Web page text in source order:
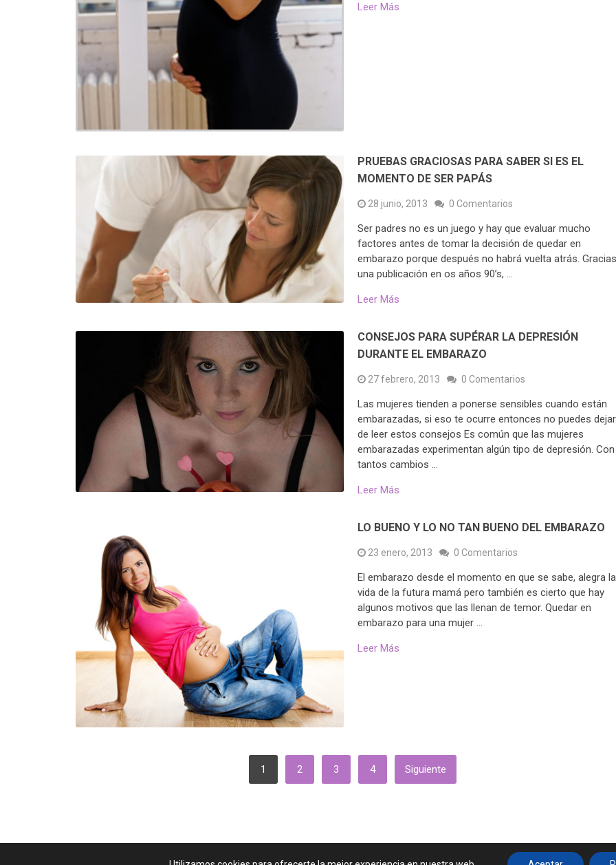
Leer Más
PRUEBAS GRACIOSAS PARA SABER SI ES EL
MOMENTO DE SER PAPÁS
28 junio, 2013 0 Comentarios
Ser padres no es un juego y hay que evaluar mucho
factores antes de tomar la decisión de quedar en
embarazo porque después no habrá vuelta atrás.
una publicación en os años 90’s, …
Leer Más
CONSEJOS PARA SUPÉRAR LA DEPRESIÓN
DURANTE EL EMBARAZO
27 febrero, 2013 0 Comentarios
Las mujeres tienden a ponerse sensibles cuando están
embarazadas, si eso te ocurre entonces no puedes dejar
de leer estos consejos Es común que las mujeres
embarazadas experimentan algún tipo de depresión. Con
tantos cambios …
Leer Más
LO BUENO Y LO NO TAN BUENO DEL EMBARAZO
23 enero, 2013 0 Comentarios
El embarazo desde el momento en que se sabe, alegra la
vida de la futura mamá pero también es cierto que hay
algunos motivos que las llenan de temor. Quedar en
embarazo para una mujer …
Leer Más
1 2 3 4 Siguiente
Contactar